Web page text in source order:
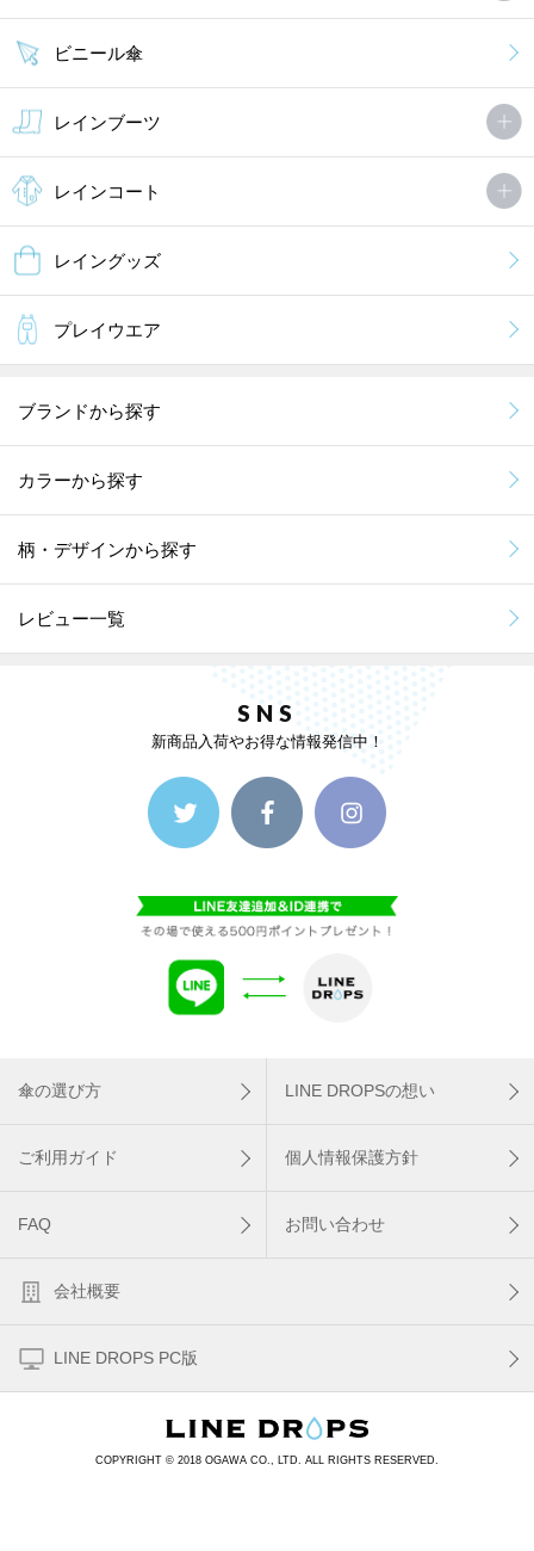
ビニール傘
レインブーツ
レインコート
レイングッズ
プレイウエア
ブランドから探す
カラーから探す
柄・デザインから探す
レビュー一覧
SNS
新商品入荷やお得な情報発信中！
傘の選び方 LINE DROPSの想い
ご利用ガイド 個人情報保護方針
FAQ お問い合わせ
会社概要
LINE DROPS PC版
COPYRIGHT © 2018 OGAWA CO., LTD. ALL RIGHTS RESERVED.